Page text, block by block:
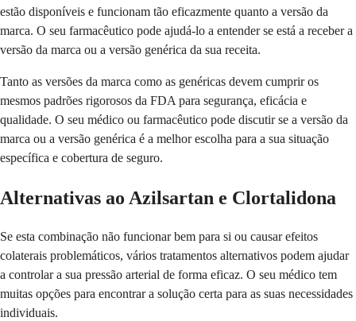
estão disponíveis e funcionam tão eficazmente quanto a versão da
marca. O seu farmacêutico pode ajudá-lo a entender se está a receber a
versão da marca ou a versão genérica da sua receita.
Tanto as versões da marca como as genéricas devem cumprir os
mesmos padrões rigorosos da FDA para segurança, eficácia e
qualidade. O seu médico ou farmacêutico pode discutir se a versão da
marca ou a versão genérica é a melhor escolha para a sua situação
específica e cobertura de seguro.
Alternativas ao Azilsartan e Clortalidona
Se esta combinação não funcionar bem para si ou causar efeitos
colaterais problemáticos, vários tratamentos alternativos podem ajudar
a controlar a sua pressão arterial de forma eficaz. O seu médico tem
muitas opções para encontrar a solução certa para as suas necessidades
individuais.